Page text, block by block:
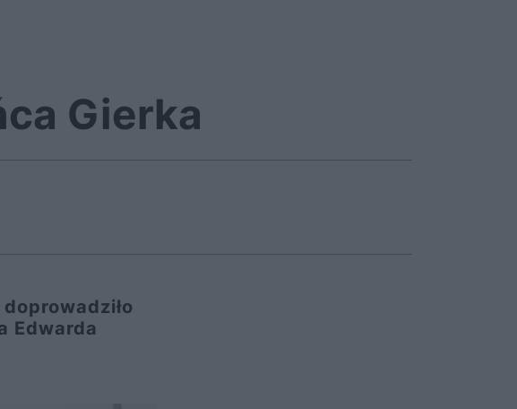
Gierka
Edwarda